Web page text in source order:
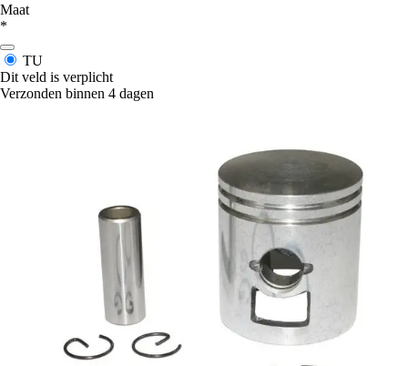
Maat
*
TU
Dit veld is verplicht
Verzonden binnen 4 dagen